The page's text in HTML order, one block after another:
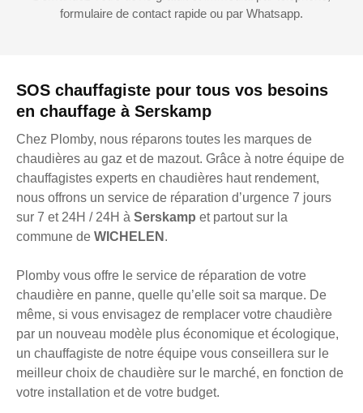
SOS chauffagiste pour tous vos besoins
en chauffage à Serskamp
Chez Plomby, nous réparons toutes les marques de
chaudières au gaz et de mazout. Grâce à notre équipe de
chauffagistes experts en chaudières haut rendement,
nous offrons un service de réparation d’urgence 7 jours
sur 7 et 24H / 24H à Serskamp et partout sur la
commune de WICHELEN .
Plomby vous offre le service de réparation de votre
chaudière en panne, quelle qu’elle soit sa marque. De
même, si vous envisagez de remplacer votre chaudière
par un nouveau modèle plus économique et écologique,
un chauffagiste de notre équipe vous conseillera sur le
meilleur choix de chaudière sur le marché, en fonction de
votre installation et de votre budget.
formulaire de contact rapide ou par Whatsapp.